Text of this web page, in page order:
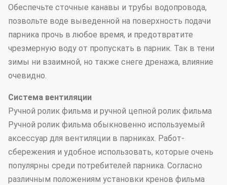
Обеспечьте сточные канавы и трубы водопровода,
позвольте воде выведенной на поверхность подачи
парника прочь в любое время, и предотвратите
чрезмерную воду от пропускать в парник. Так в тени
зимы ни взаимной, но также снеге дренажа, влияние
очевидно.
Система вентиляции
Ручной ролик фильма и ручной цепной ролик фильма
Ручной ролик фильма обыкновенно используемый
аксессуар для вентиляции в парниках. Работ-
сбережения и удобное использовать, которые очень
популярны среди потребителей парника. Согласно
различным положениям установки кренов фильма